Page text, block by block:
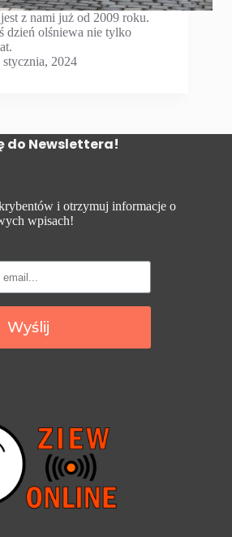
z nami już od 2009 roku.
dzień olśniewa nie tylko
stycznia, 2024
do Newslettera!
i otrzymuj informacje o
wpisach!
Wyślij